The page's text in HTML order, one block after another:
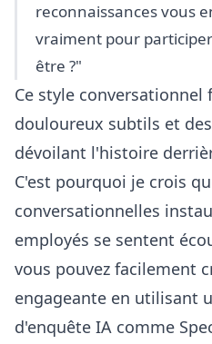
reconnaissances vous
vraiment pour
être ?"
Ce style
douloureux subtils et
dévoilant l'histoire
C'est pourquoi je crois
conversationnelles
employés se sentent
vous pouvez facilement
engageante en utilisant
d'enquête IA comme